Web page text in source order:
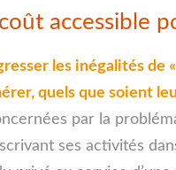
accessible
les inégalités de
quels que soient
par la
ses activités